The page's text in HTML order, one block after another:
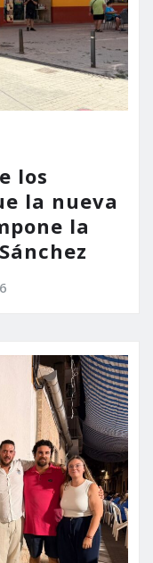
los
la nueva
la